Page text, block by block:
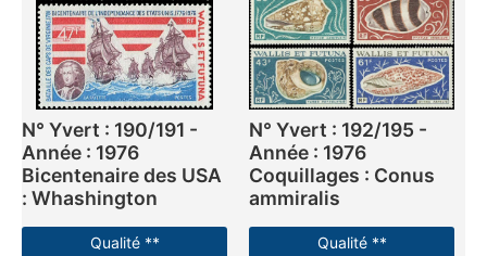
N° Yvert : 190/191 -
Année : 1976
Bicentenaire des USA
: Whashington
Qualité **
N° Yvert : 192/195 -
Année : 1976
Coquillages : Conus
ammiralis
Qualité **